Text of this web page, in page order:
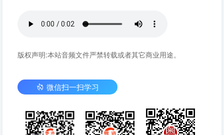
版权声明:本站音频文件严禁转载或者其它商业用途。
微信扫一扫学习